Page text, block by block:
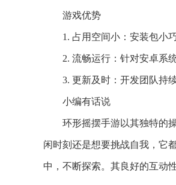
游戏优势
1. 占用空间小：安装包小
2. 流畅运行：针对安卓系
3. 更新及时：开发团队持
小编有话说
环形摇摆手游以其独特的
闲时刻还是想要挑战自我，它
中，不断探索。其良好的互动